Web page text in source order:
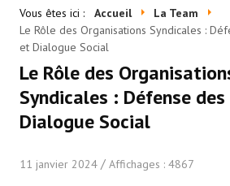
BLOG
Toutes les catégories
- Scalian Inside
Vous êtes ici : Accueil
La Team
Le Rôle des Organisations Syndicales :
et Dialogue Social
Le Rôle des
Syndicales : Défense
Dialogue Social
11 janvier 2024 Affichages : 4867